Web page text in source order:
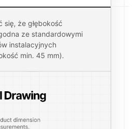
się, że głębokość
ze standardowymi
instalacyjnych
min. 45 mm).